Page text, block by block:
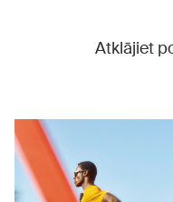
Atklājiet